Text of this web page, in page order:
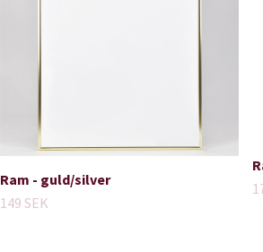
Ram - guld/silver
149 SEK